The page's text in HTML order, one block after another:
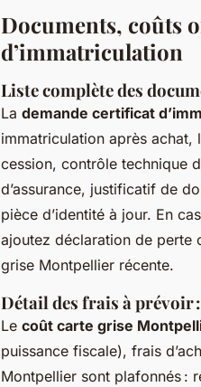
Documents, coûts
d’immatriculation
Liste complète des
La demande certificat
immatriculation après
cession, contrôle technique
d’assurance, justificatif de
pièce d’identité à jour. En
ajoutez déclaration de perte
grise Montpellier récente.
Détail des frais à prévoir
Le coût carte grise
puissance fiscale), frais
Montpellier sont plafonnés :